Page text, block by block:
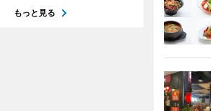
もっと見る